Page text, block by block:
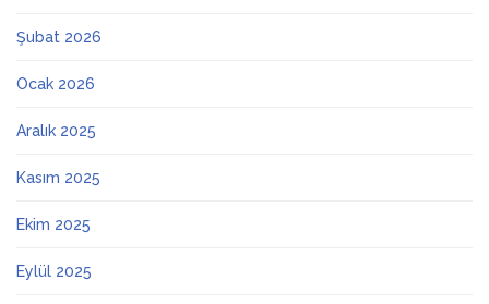
Şubat 2026
Ocak 2026
Aralık 2025
Kasım 2025
Ekim 2025
Eylül 2025